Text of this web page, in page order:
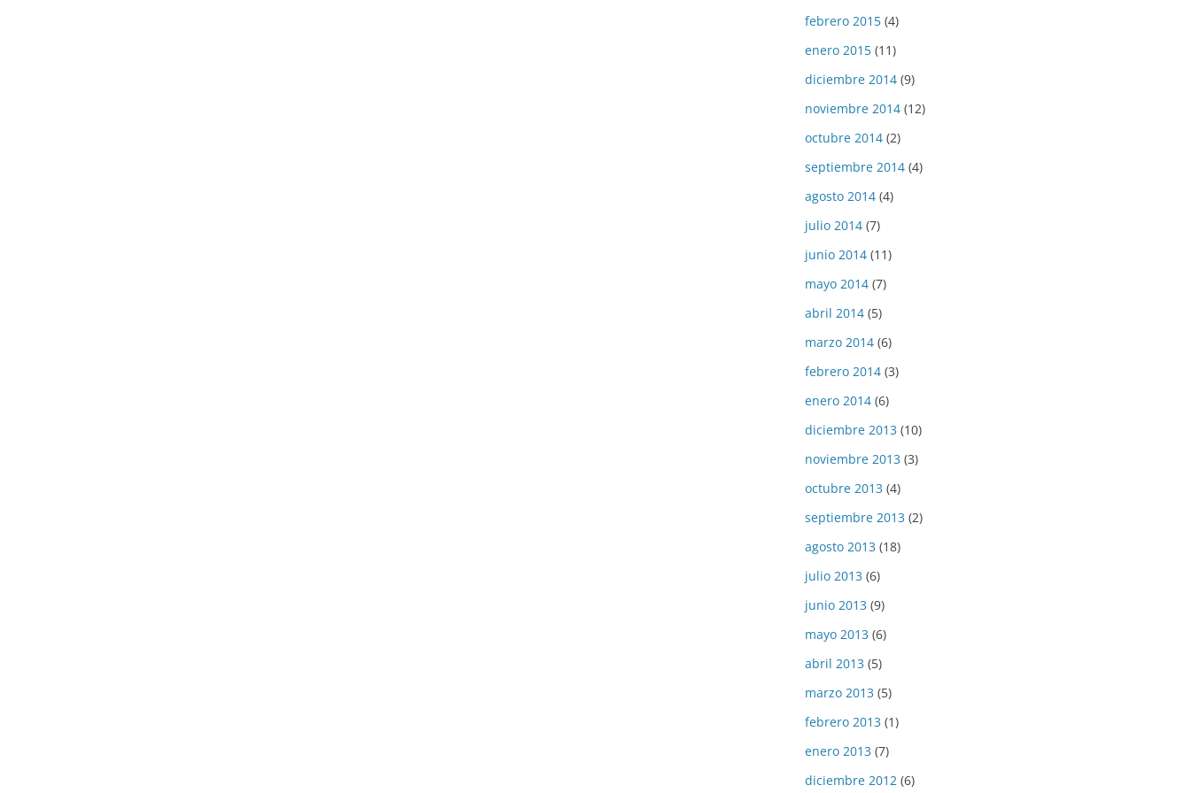
febrero 2015 (4)
enero 2015 (11)
diciembre 2014 (9)
noviembre 2014 (12)
octubre 2014 (2)
septiembre 2014 (4)
agosto 2014 (4)
julio 2014 (7)
junio 2014 (11)
mayo 2014 (7)
abril 2014 (5)
marzo 2014 (6)
febrero 2014 (3)
enero 2014 (6)
diciembre 2013 (10)
noviembre 2013 (3)
octubre 2013 (4)
septiembre 2013 (2)
agosto 2013 (18)
julio 2013 (6)
junio 2013 (9)
mayo 2013 (6)
abril 2013 (5)
marzo 2013 (5)
febrero 2013 (1)
enero 2013 (7)
diciembre 2012 (6)